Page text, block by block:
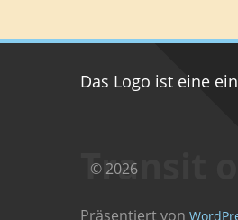
Das Logo ist eine
Transit
© 2026
Präsentiert von